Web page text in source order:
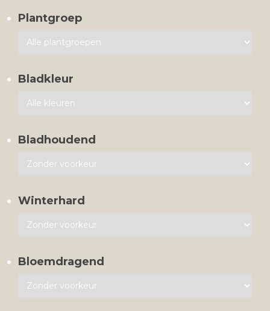
Plantgroep
Bladkleur
Bladhoudend
Winterhard
Bloemdragend